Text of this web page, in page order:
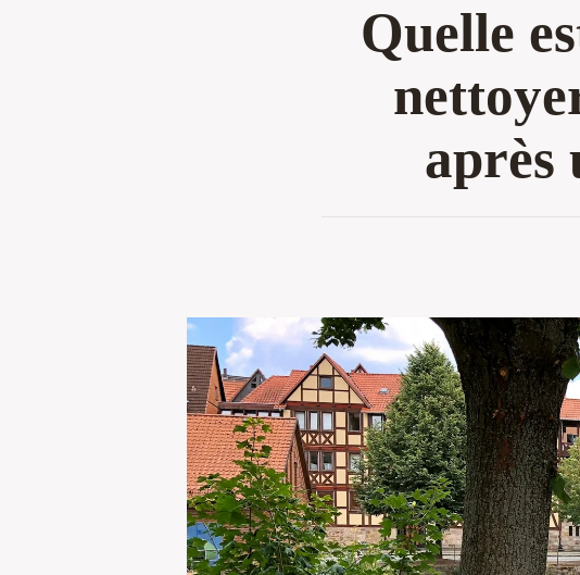
Quelle
après